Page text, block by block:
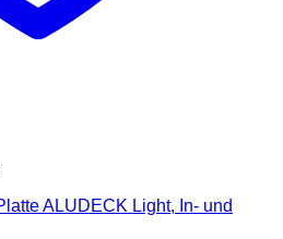
ALUDECK Light, In- und